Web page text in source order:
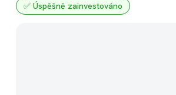
✅ Úspěšně zainvestováno